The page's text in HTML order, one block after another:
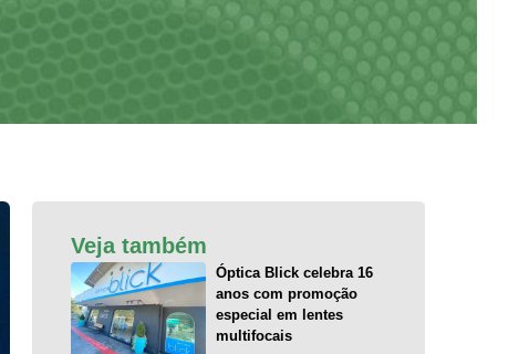
Veja também
Óptica Blick celebra 16
anos com promoção
especial em lentes
multifocais